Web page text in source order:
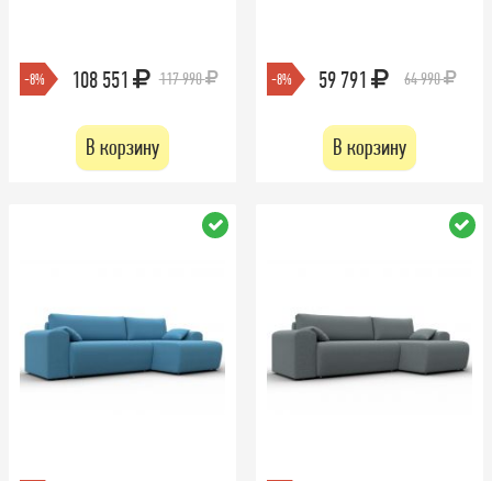
-8% 108 551 117 990
В корзину
-8% 59 791 64 990
В корзину